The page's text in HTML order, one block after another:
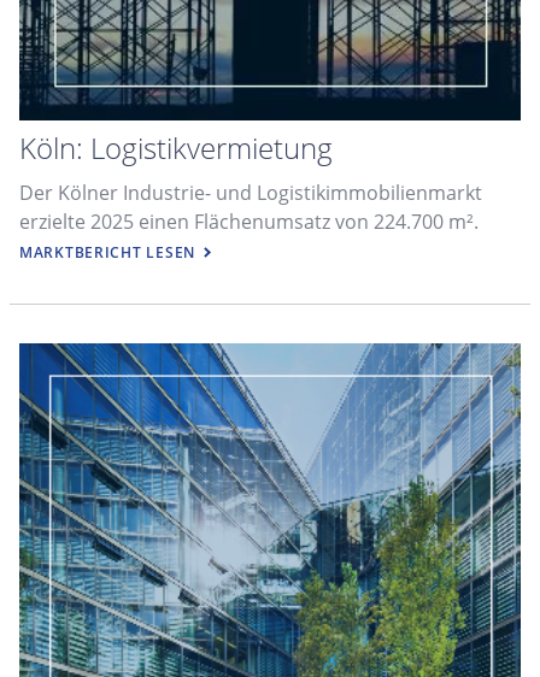
Köln: Logistikvermietung
Der Kölner Industrie- und Logistikimmobilienmarkt
erzielte 2025 einen Flächenumsatz von 224.700 m².
MARKTBERICHT LESEN